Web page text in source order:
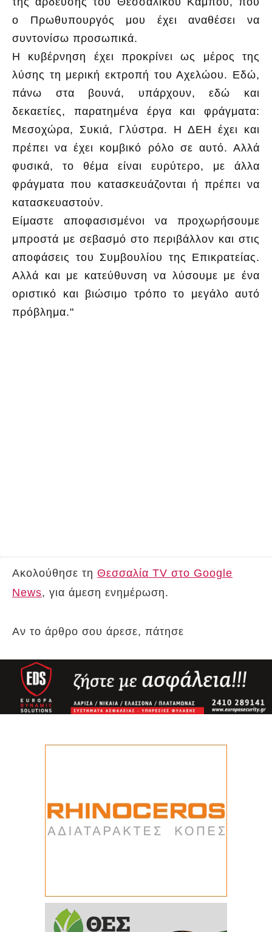
ο Πρωθυπουργός μου έχει αναθέσει να
συντονίσω προσωπικά.
Η κυβέρνηση έχει προκρίνει ως μέρος της
λύσης τη μερική εκτροπή του Αχελώου. Εδώ,
πάνω στα βουνά, υπάρχουν, εδώ και
δεκαετίες, παρατημένα έργα και φράγματα:
Μεσοχώρα, Συκιά, Γλύστρα. Η ΔΕΗ έχει και
πρέπει να έχει κομβικό ρόλο σε αυτό. Αλλά
φυσικά, το θέμα είναι ευρύτερο, με άλλα
φράγματα που κατασκευάζονται ή πρέπει να
κατασκευαστούν.
Είμαστε αποφασισμένοι να προχωρήσουμε
μπροστά με σεβασμό στο περιβάλλον και στις
αποφάσεις του Συμβουλίου της Επικρατείας.
Αλλά και με κατεύθυνση να λύσουμε με ένα
οριστικό και βιώσιμο τρόπο το μεγάλο αυτό
πρόβλημα."
Ακολούθησε τη Θεσσαλία TV στο Google
News, για άμεση ενημέρωση.
Αν το άρθρο σου άρεσε, πάτησε